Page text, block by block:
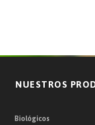
NUESTROS
Biológicos